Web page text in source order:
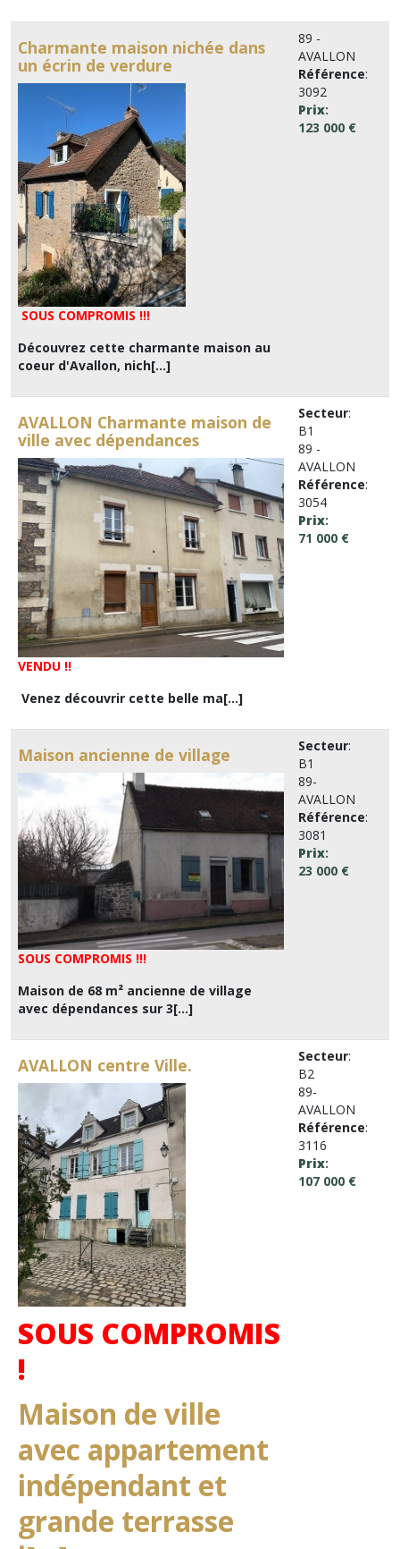
Charmante maison nichée dans
un écrin de verdure
SOUS COMPROMIS !!!
Découvrez cette charmante maison au
coeur d'Avallon, nich[...]
89 -
AVALLON
Référence:
3092
Prix:
123 000 €
AVALLON Charmante maison de
ville avec dépendances
VENDU !!
Venez découvrir cette belle ma[...]
Secteur:
B1
89 -
AVALLON
Référence:
3054
Prix:
71 000 €
Maison ancienne de village
SOUS COMPROMIS !!!
Maison de 68 m² ancienne de village
avec dépendances sur 3[...]
Secteur:
B1
89-
AVALLON
Référence:
3081
Prix:
23 000 €
AVALLON centre Ville.
SOUS COMPROMIS
!
Maison de ville
avec appartement
indépendant et
grande terrasse
Secteur:
B2
89-
AVALLON
Référence:
3116
Prix:
107 000 €